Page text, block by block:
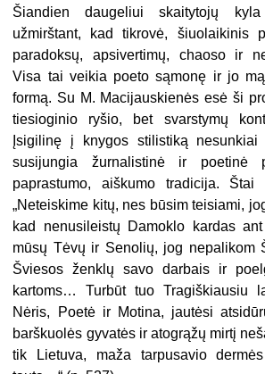
Šiandien daugeliui skaitytojų
užmirštant, kad tikrovė, šiuolaikinis
paradoksų, apsivertimų, chaoso ir
Visa tai veikia poeto sąmonę ir jo
formą. Su M. Macijauskienės esė ši
tiesioginio ryšio, bet svarstymų
Įsigilinę į knygos stilistiką nesunkiai
susijun­gia žurnalistinė ir poetinė
paprastumo, aiškumo tra­dicija. Štai
„Neteiskime kitų, nes būsim teisiami,
kad nenusileistų Damoklo kardas
mūsų Tėvų ir Senolių, jog nepalikom
Šviesos ženklų savo darbais ir
kartoms… Turbūt tuo Tragiškiausiu
Nėris, Poetė ir Mo­tina, jautėsi
barškuolės gyvatės ir atogrąžų mirtį
tik Lietuva, maža tarpusavio